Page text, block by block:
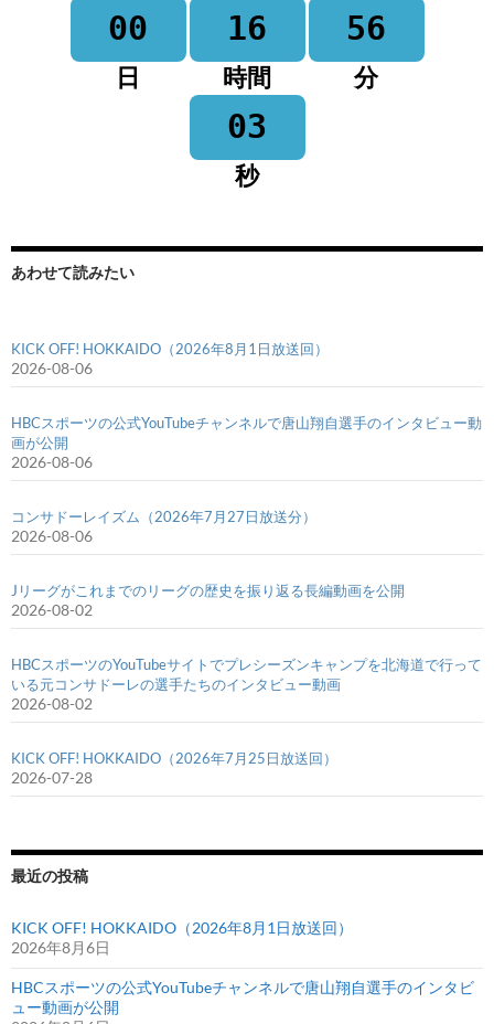
00
日
16
時間
56
分
03
秒
あわせて読みたい
KICK OFF! HOKKAIDO（2026年8月1日放送回）
2026-08-06
HBCスポーツの公式YouTubeチャンネルで唐山翔自選手のインタビュー動
画が公開
2026-08-06
コンサドーレイズム（2026年7月27日放送分）
2026-08-06
Jリーグがこれまでのリーグの歴史を振り返る長編動画を公開
2026-08-02
HBCスポーツのYouTubeサイトでプレシーズンキャンプを北海道で行って
いる元コンサドーレの選手たちのインタビュー動画
2026-08-02
KICK OFF! HOKKAIDO（2026年7月25日放送回）
2026-07-28
最近の投稿
KICK OFF! HOKKAIDO（2026年8月1日放送回）
2026年8月6日
HBCスポーツの公式YouTubeチャンネルで唐山翔自選手のインタビ
ュー動画が公開